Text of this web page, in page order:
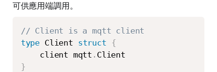
可供應用端調用。
// Client is a mqtt client
type Client struct
{
    client mqtt
.
}